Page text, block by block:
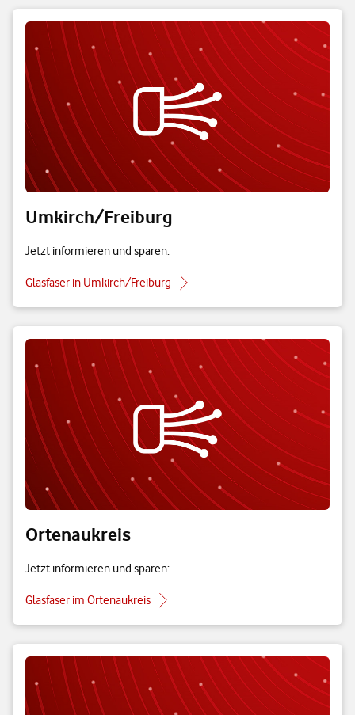
Umkirch/Freiburg
Jetzt informieren und sparen:
Glasfaser in Umkirch/Freiburg
Ortenaukreis
Jetzt informieren und sparen:
Glasfaser im Ortenaukreis